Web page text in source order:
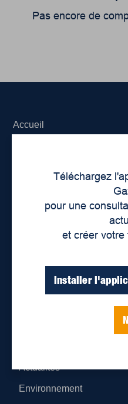
Pas encore de
Téléchargez
pour une
et créer votre
Installer
Accueil
Déontologie et
Devenir partenaire
Lieux de distribution
Nous joindre
Parutions numériques
Actualités
Environnement